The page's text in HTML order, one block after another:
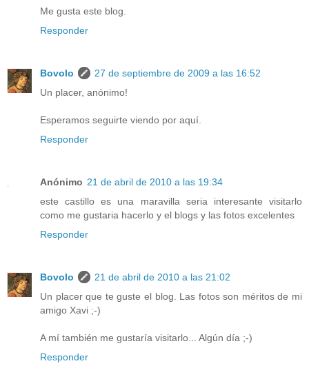
Me gusta este blog.
Responder
Bovolo
27 de septiembre de 2009 a las 16:52
Un placer, anónimo!
Esperamos seguirte viendo por aquí.
Responder
Anónimo 21 de abril de 2010 a las 19:34
este castillo es una maravilla seria interesante visitarlo
como me gustaria hacerlo y el blogs y las fotos excelentes
Responder
Bovolo
21 de abril de 2010 a las 21:02
Un placer que te guste el blog. Las fotos son méritos de mi
amigo Xavi ;-)
A mí también me gustaría visitarlo... Algún día ;-)
Responder